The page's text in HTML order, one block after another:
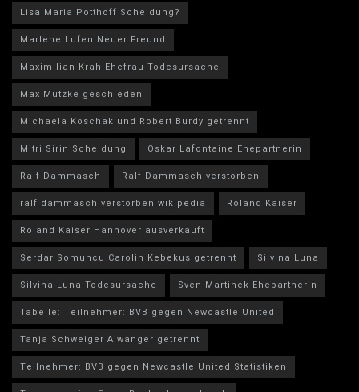
Lisa Maria Potthoff Scheidung?
Marlene Lufen Neuer Freund
Maximilian Krah Ehefrau Todesursache
Max Mutzke geschieden
Michaela Koschak und Robert Burdy getrennt
Mitri Sirin Scheidung
Oskar Lafontaine Ehepartnerin
Ralf Dammasch
Ralf Dammasch verstorben
ralf dammasch verstorben wikipedia
Roland Kaiser
Roland Kaiser Hannover ausverkauft
Serdar Somuncu Carolin Kebekus getrennt
Silvina Luna
Silvina Luna Todesursache
Sven Martinek Ehepartnerin
Tabelle: Teilnehmer: BVB gegen Newcastle United
Tanja Schweiger Aiwanger getrennt
Teilnehmer: BVB gegen Newcastle United Statistiken